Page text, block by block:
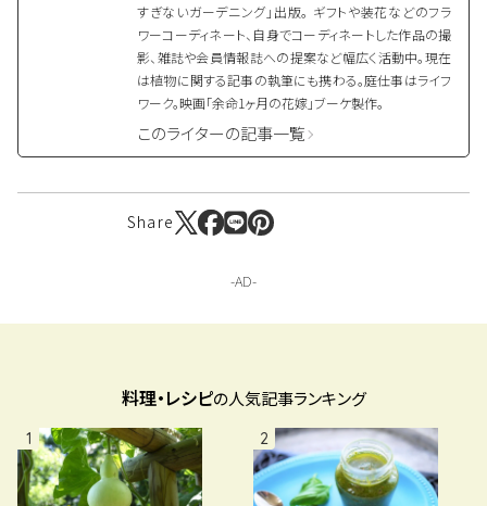
すぎないガーデニング」出版。 ギフトや装花などのフラ
ワーコーディネート、自身でコーディネートした作品の撮
影、雑誌や会員情報誌への提案など幅広く活動中。現在
は植物に関する記事の執筆にも携わる。庭仕事はライフ
ワーク。映画「余命1ヶ月の花嫁」ブーケ製作。
このライターの記事一覧
Share
料理・レシピの人気記事ランキング
1 2